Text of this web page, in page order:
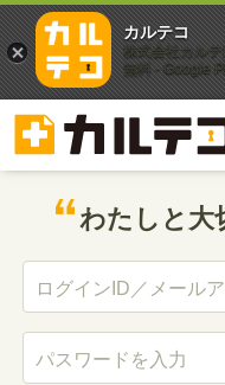
カルテコ
株式会社カル
無料 - Google
わたしと大